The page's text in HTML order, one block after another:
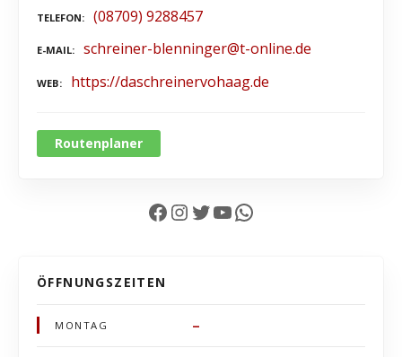
TELEFON (08709) 9288457
E-MAIL schreiner-blenninger@t-online.de
WEB https://daschreinervohaag.de
Routenplaner
Facebook InstagramTwitter YouTube WhatsApp
ÖFFNUNGSZEITEN
MONTAG –